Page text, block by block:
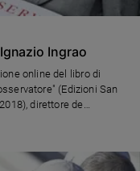
Ingrao
online del libro di
(Edizioni San
direttore de